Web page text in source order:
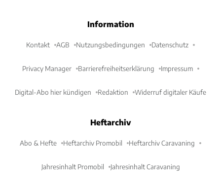
Information
Kontakt AGB Nutzungsbedingungen Datenschutz
Privacy Manager Barrierefreiheitserklärung Impressum
Digital-Abo hier kündigen Redaktion Widerruf digitaler Käufe
Heftarchiv
Abo & Hefte Heftarchiv Promobil Heftarchiv Caravaning
Jahresinhalt Promobil Jahresinhalt Caravaning